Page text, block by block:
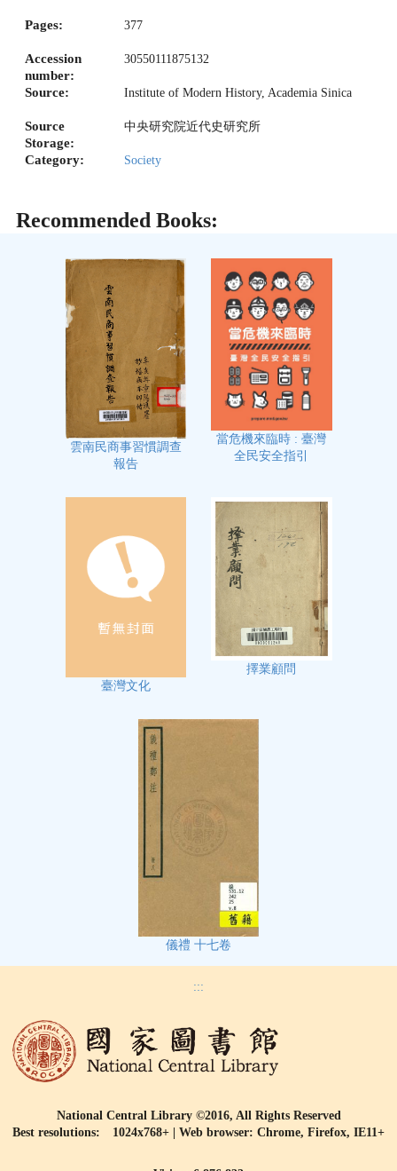
Pages: 377
Accession
number:
30550111875132
Source: Institute of Modern History, Academia Sinica
Source
Storage:
中央研究院近代史研究所
Category: Society
Recommended Books:
雲南民商事習慣調查
報告
當危機來臨時 : 臺灣
全民安全指引
臺灣文化
擇業顧問
儀禮 十七卷
:::
National Central Library ©2016, All Rights Reserved
Best resolutions: 1024x768+ | Web browser: Chrome, Firefox, IE11+